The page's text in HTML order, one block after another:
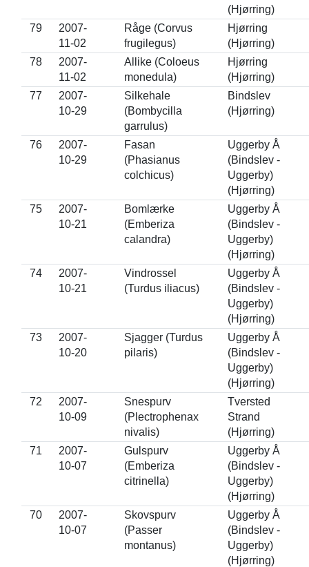
(Hjørring)
79
2007-
11-02
Råge (Corvus
frugilegus)
Hjørring
(Hjørring)
78
2007-
11-02
Allike (Coloeus
monedula)
Hjørring
(Hjørring)
77
2007-
10-29
Silkehale
(Bombycilla
garrulus)
Bindslev
(Hjørring)
76
2007-
10-29
Fasan
(Phasianus
colchicus)
Uggerby Å
(Bindslev -
Uggerby)
(Hjørring)
75
2007-
10-21
Bomlærke
(Emberiza
calandra)
Uggerby Å
(Bindslev -
Uggerby)
(Hjørring)
74
2007-
10-21
Vindrossel
(Turdus iliacus)
Uggerby Å
(Bindslev -
Uggerby)
(Hjørring)
73
2007-
10-20
Sjagger (Turdus
pilaris)
Uggerby Å
(Bindslev -
Uggerby)
(Hjørring)
72
2007-
10-09
Snespurv
(Plectrophenax
nivalis)
Tversted
Strand
(Hjørring)
71
2007-
10-07
Gulspurv
(Emberiza
citrinella)
Uggerby Å
(Bindslev -
Uggerby)
(Hjørring)
70
2007-
10-07
Skovspurv
(Passer
montanus)
Uggerby Å
(Bindslev -
Uggerby)
(Hjørring)